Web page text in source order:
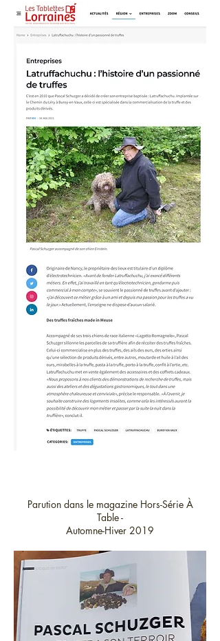
Parution dans le magazine Hors-Série À
Table -
Automne-Hiver 2019